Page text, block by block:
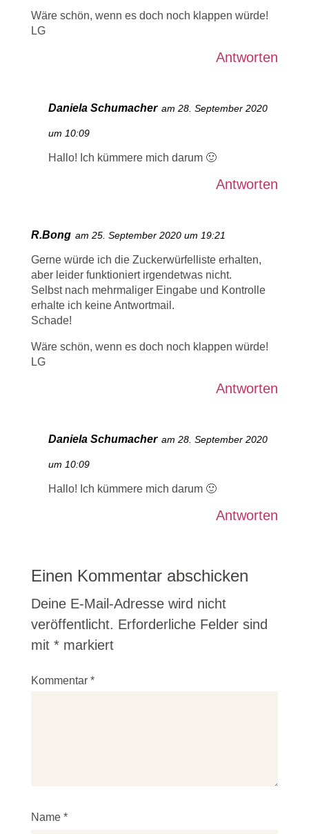
Wäre schön, wenn es doch noch klappen würde!
LG
Antworten
Daniela Schumacher am 28. September 2020
um 10:09
Hallo! Ich kümmere mich darum 🙂
Antworten
R.Bong am 25. September 2020 um 19:21
Gerne würde ich die Zuckerwürfelliste erhalten,
aber leider funktioniert irgendetwas nicht.
Selbst nach mehrmaliger Eingabe und Kontrolle
erhalte ich keine Antwortmail.
Schade!
Wäre schön, wenn es doch noch klappen würde!
LG
Antworten
Daniela Schumacher am 28. September 2020
um 10:09
Hallo! Ich kümmere mich darum 🙂
Antworten
Einen Kommentar abschicken
Deine E-Mail-Adresse wird nicht
veröffentlicht. Erforderliche Felder sind
mit *markiert
Kommentar *
Name *